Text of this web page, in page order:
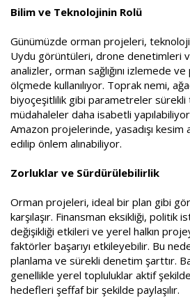
Bilim ve Teknolojinin Rolü
Günümüzde orman projeleri,
Uydu görüntüleri, drone denetimleri
analizler, orman sağlığını izlemede
ölçmede kullanılıyor. Toprak nemi,
biyoçeşitlilik gibi parametreler sürekli
müdahaleler daha isabetli
Amazon projelerinde, yasadışı kesim
edilip önlem alınabiliyor.
Zorluklar ve Sürdürülebilirlik
Orman projeleri, ideal bir plan gibi
karşılaşır. Finansman eksikliği, politik
değişikliği etkileri ve yerel halkın
faktörler başarıyı etkileyebilir. Bu
planlama ve sürekli denetim şarttır.
genellikle yerel topluluklar aktif
hedefleri şeffaf bir şekilde paylaşılır.